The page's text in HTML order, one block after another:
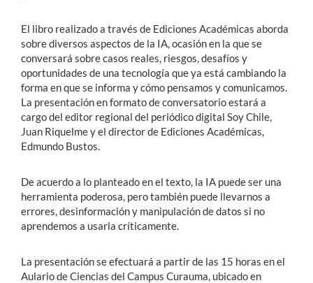
El libro realizado a través de Ediciones Académicas aborda
sobre diversos aspectos de la IA, ocasión en la que se
conversará sobre casos reales, riesgos, desafíos y
oportunidades de una tecnología que ya está cambiando la
forma en que se informa y cómo pensamos y comunicamos.
La presentación en formato de conversatorio estará a
cargo del editor regional del periódico digital Soy Chile,
Juan Riquelme y el director de Ediciones Académicas,
Edmundo Bustos.
De acuerdo a lo planteado en el texto, la IA puede ser una
herramienta poderosa, pero también puede llevarnos a
errores, desinformación y manipulación de datos si no
aprendemos a usarla críticamente.
La presentación se efectuará a partir de las 15 horas en el
Aulario de Ciencias del Campus Curauma, ubicado en